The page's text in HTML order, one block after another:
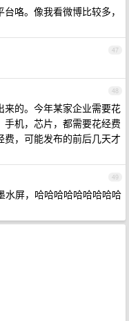
咯。像我看微博比较多，
47
48
的。今年某家企业需要花
机，芯片，都需要花经费
，可能发布的前后几天才
49
水屏，哈哈哈哈哈哈哈哈哈